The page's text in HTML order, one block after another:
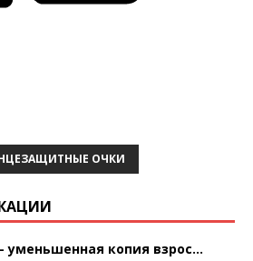
ОЧКИ
уменьшенная копия взрос...